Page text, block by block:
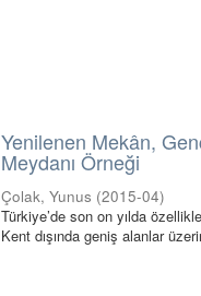
Yenilenen Mekân,
Meydanı Örneği
Çolak, Yunus (2015-04)
Türkiye’de son on yılda
Kent dışında geniş alanlar